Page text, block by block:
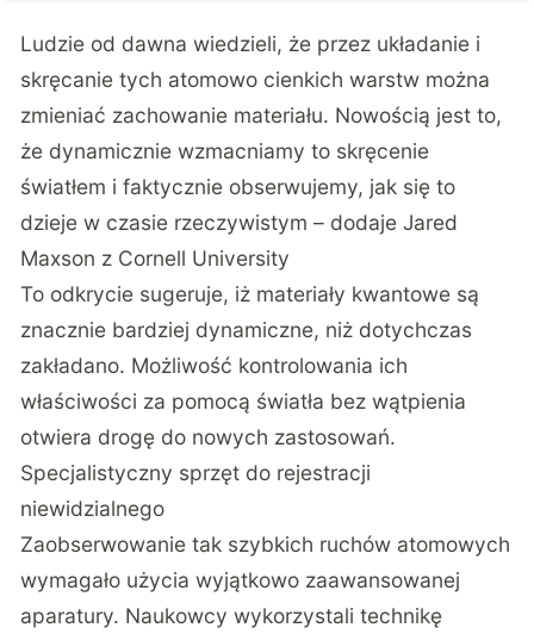
Ludzie od dawna wiedzieli, że przez układanie i
skręcanie tych atomowo cienkich warstw można
zmieniać zachowanie materiału. Nowością jest to,
że dynamicznie wzmacniamy to skręcenie
światłem i faktycznie obserwujemy, jak się to
dzieje w czasie rzeczywistym – dodaje Jared
Maxson z Cornell University
To odkrycie sugeruje, iż materiały kwantowe są
znacznie bardziej dynamiczne, niż dotychczas
zakładano. Możliwość kontrolowania ich
właściwości za pomocą światła bez wątpienia
otwiera drogę do nowych zastosowań.
Specjalistyczny sprzęt do rejestracji
niewidzialnego
Zaobserwowanie tak szybkich ruchów atomowych
wymagało użycia wyjątkowo zaawansowanej
aparatury. Naukowcy wykorzystali technikę